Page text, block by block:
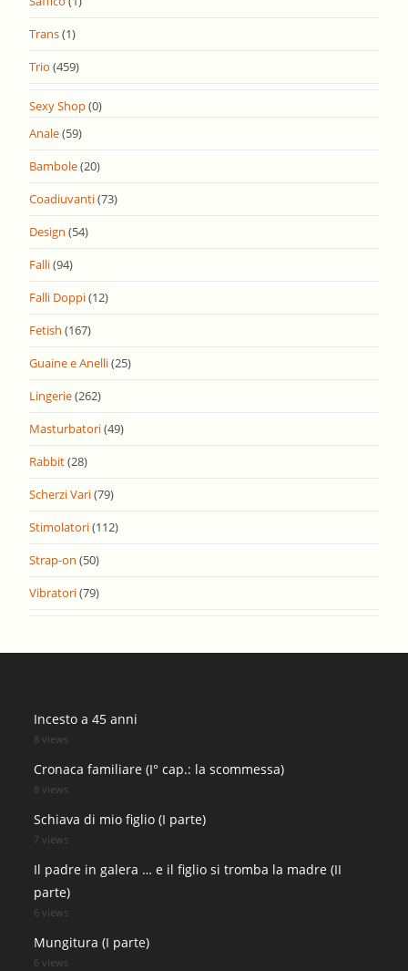
Trans(1)
Trio (459)
Sexy Shop(0)
Anale(59)
Bambole(20)
Coadiuvanti(73)
Design (54)
Falli(94)
Falli Doppi(12)
Fetish (167)
Guaine e Anelli(25)
Lingerie(262)
Masturbatori(49)
Rabbit(28)
Scherzi Vari(79)
Stimolatori(112)
Strap-on (50)
Vibratori(79)
Incesto a 45 anni
8 views
Cronaca familiare (I° cap.: la scommessa)
8 views
Schiava di mio figlio (I parte)
7 views
Il padre in galera … e il figlio si tromba la madre (II
parte)
6 views
Mungitura (I parte)
6 views